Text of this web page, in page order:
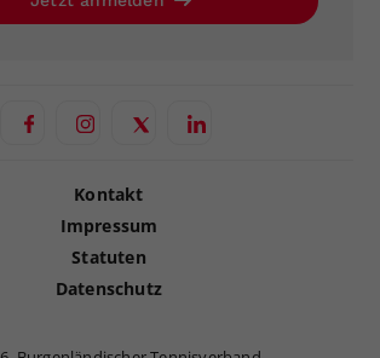
Kontakt
Impressum
Statuten
Datenschutz